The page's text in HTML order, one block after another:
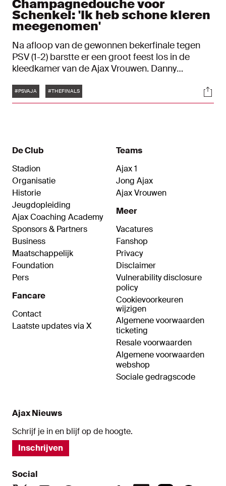
Champagnedouche voor
Schenkel: 'Ik heb schone kleren
meegenomen'
Na afloop van de gewonnen bekerfinale tegen
PSV (1-2) barstte er een groot feest los in de
kleedkamer van de Ajax Vrouwen. Danny
'beloond' met een koude douche. Gelukkig had
de trainer van de Ajax Vrouwen zich goed
Tags
#PSVAJA #THEFINALS
De Club
Stadion
Organisatie
Historie
Jeugdopleiding
Ajax Coaching Academy
Sponsors & Partners
Business
Maatschappelijk
Foundation
Pers
Fancare
Contact
Laatste updates via X
Teams
Ajax 1
Jong Ajax
Ajax Vrouwen
Meer
Vacatures
Fanshop
Privacy
Disclaimer
Vulnerability disclosure
policy
Cookievoorkeuren
wijzigen
Algemene voorwaarden
ticketing
Resale voorwaarden
Algemene voorwaarden
webshop
Sociale gedragscode
Ajax Nieuws
Schrijf je in en blijf op de hoogte.
Inschrijven
Social